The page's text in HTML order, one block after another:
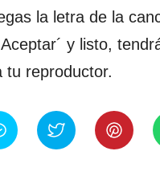
la letra de la
y listo,
tu reproductor.